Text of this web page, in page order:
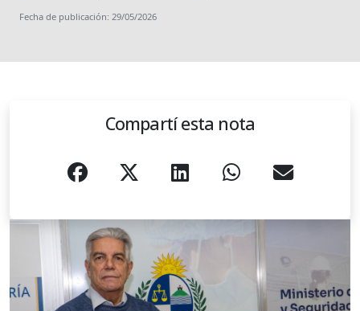
Fecha de publicación: 29/05/2026
Compartí esta nota